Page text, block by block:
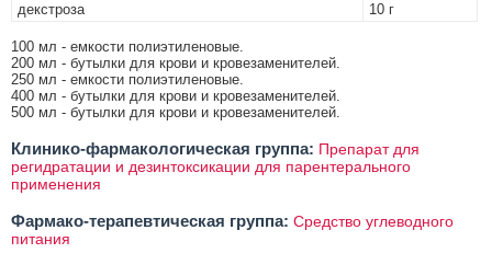
декстроза
10 г
100 мл - емкости полиэтиленовые.
200 мл - бутылки для крови и кровезаменителей.
250 мл - емкости полиэтиленовые.
400 мл - бутылки для крови и кровезаменителей.
500 мл - бутылки для крови и кровезаменителей.
Клинико-фармакологическая группа: Препарат для
регидратации и дезинтоксикации для парентерального
применения
Фармако-терапевтическая группа: Средство углеводного
питания